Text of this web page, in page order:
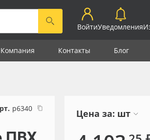
ВойтиУведомления
Компания Контакты Блог
р6340 Цена за: шт